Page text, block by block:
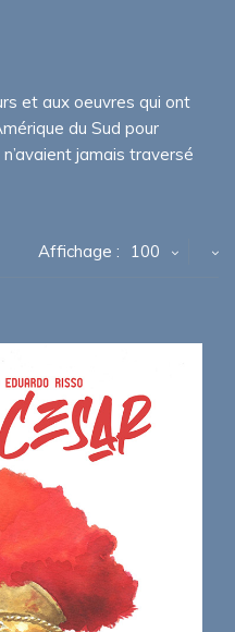
et aux oeuvres qui ont
du Sud pour
jamais traversé
Affichage : 100